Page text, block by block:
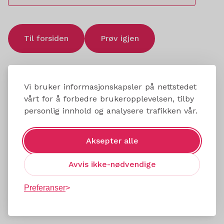
Vi bruker informasjonskapsler på nettstedet
vårt for å forbedre brukeropplevelsen, tilby
personlig innhold og analysere trafikken vår.
Aksepter alle
Avvis ikke-nødvendige
Preferanser
Til forsiden Prøv igjen